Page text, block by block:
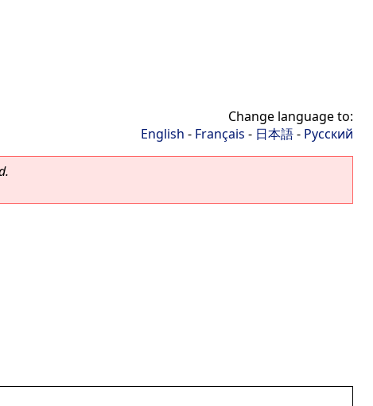
Change language to:
English - Français - 日本語- Русский